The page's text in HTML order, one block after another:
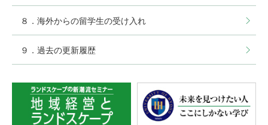
８．海外からの留学生の受け入れ
９．過去の更新履歴